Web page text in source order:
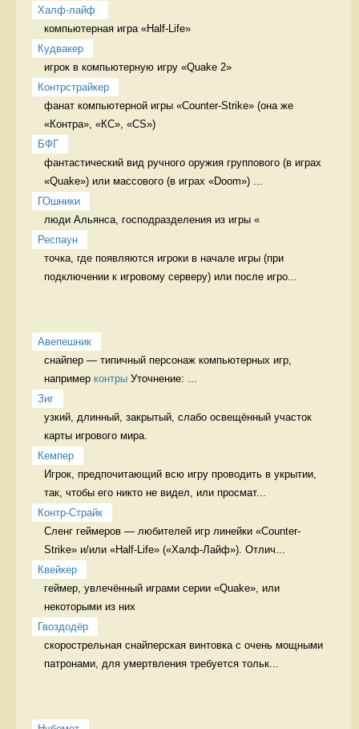
Халф-лайф
компьютерная игра «Half-Life»
Кудвакер
игрок в компьютерную игру «Quake 2»
Контрстрайкер
фанат компьютерной игры «Counter-Strike» (она же
«Контра», «КС», «CS»)
БФГ
фантастический вид ручного оружия группового (в играх
«Quake») или массового (в играх «Doom») ...
ГОшники
люди Альянса, господразделения из игры «
Респаун
точка, где появляются игроки в начале игры (при
подключении к игровому серверу) или после игро...
Авепешник
снайпер — типичный персонаж компьютерных игр,
например контры Уточнение: ...
Зиг
узкий, длинный, закрытый, слабо освещённый участок
карты игрового мира.
Кемпер
Игрок, предпочитающий всю игру проводить в укрытии,
так, чтобы его никто не видел, или просмат...
Контр-Страйк
Сленг геймеров — любителей игр линейки «Counter-
Strike» и/или «Half-Life» («Халф-Лайф»). Отлич...
Квейкер
геймер, увлечённый играми серии «Quake», или
некоторыми из них
Гвоздодёр
скорострельная снайперская винтовка с очень мощными
патронами, для умертвления требуется тольк...